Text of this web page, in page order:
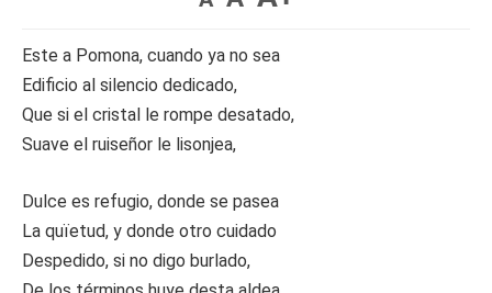
Este a Pomona, cuando ya no sea
Edificio al silencio dedicado,
Que si el cristal le rompe desatado,
Suave el ruiseñor le lisonjea,
Dulce es refugio, donde se pasea
La quïetud, y donde otro cuidado
Despedido, si no digo burlado,